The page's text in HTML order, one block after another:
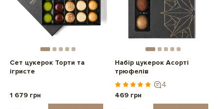
Сет цукерок Торти та
ігристе
1 679 грн
Набір цукерок Асорті
трюфелів
4
469 грн